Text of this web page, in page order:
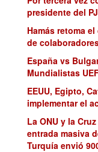
presidente del
Hamás retoma
de
España vs
Mundialistas
EEUU, Egipto,
implementar el
La ONU y la
entrada masiva
Turquía envió